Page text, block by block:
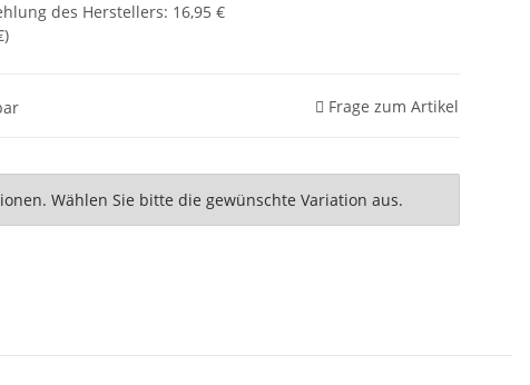
des Herstellers: 16,95 €
)
Frage zum Artikel
Wählen Sie bitte die gewünschte Variation aus.